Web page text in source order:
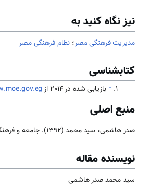
نیز نگاه کنید به
مدیریت فرهنگی مصر؛ نظام فرهنگی مصر
کتابشناسی
↑ بازیابی شده در 2014 از
منبع اصلی
صدر هاشمی، سید محمد (1392). جامعه و فرهنگ
نویسنده مقاله
سید محمد صدر هاشمی